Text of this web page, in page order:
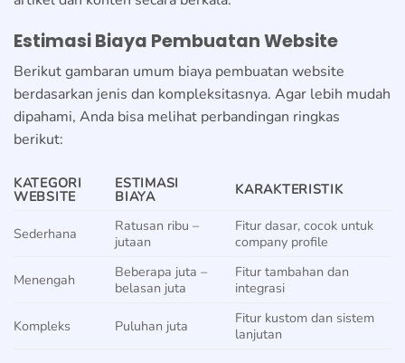
Estimasi Biaya Pembuatan Website
Berikut gambaran umum biaya pembuatan website
berdasarkan jenis dan kompleksitasnya. Agar lebih mudah
dipahami, Anda bisa melihat perbandingan ringkas
berikut:
KATEGORI
WEBSITE
ESTIMASI
BIAYA KARAKTERISTIK
Sederhana
Ratusan ribu –
jutaan
Fitur dasar, cocok untuk
company profile
Menengah
Beberapa juta –
belasan juta
Fitur tambahan dan
integrasi
Kompleks Puluhan juta
Fitur kustom dan sistem
lanjutan